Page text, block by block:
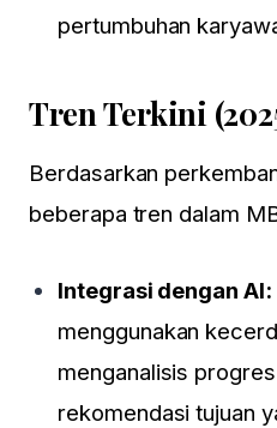
pertumbuhan
Tren Terkini
Berdasarkan
beberapa tren dalam
Integrasi dengan AI:
menggunakan
menganalisis
rekomendasi tujuan